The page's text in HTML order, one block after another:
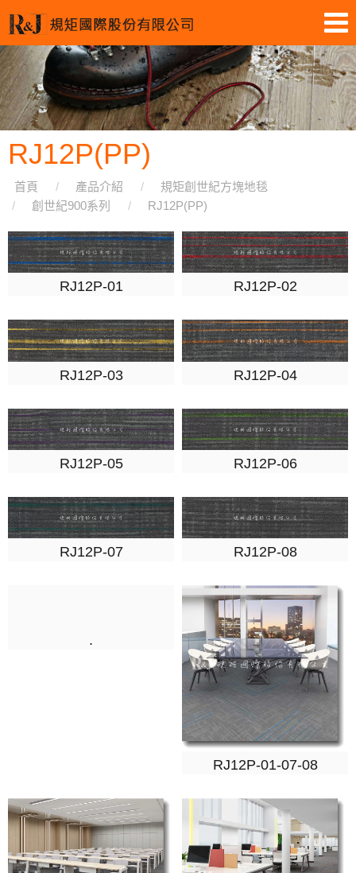
RJ12P(PP)
首頁 產品介紹
規矩創世紀方塊地毯
創世紀900系列
RJ12P(PP)
RJ12P-01 RJ12P-02
RJ12P-03 RJ12P-04
RJ12P-05 RJ12P-06
RJ12P-07 RJ12P-08
.
RJ12P-01-07-08